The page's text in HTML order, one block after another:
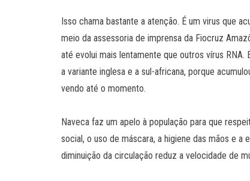
Isso chama bastante a atenção. É um virus que
meio da assessoria de imprensa da Fiocruz
até evolui mais lentamente que outros vírus
a variante inglesa e a sul-africana, porque
vendo até o momento.
Naveca faz um apelo à população para que
social, o uso de máscara, a higiene das mãos e
diminuição da circulação reduz a velocidade de